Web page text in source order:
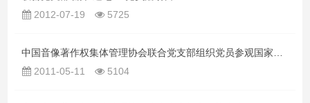
2012-07-19
5725
2011-05-11
5104